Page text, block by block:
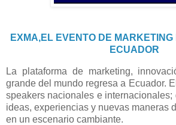
EXMA,EL EVENTO DE
ECUADOR
La plataforma de marketing,
grande del mundo regresa a Ecuador.
speakers nacionales e internacionales;
ideas, experiencias y nuevas maneras
en un escenario cambiante.